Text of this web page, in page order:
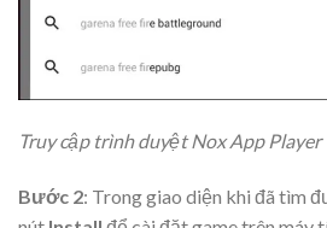
Truy cập trình duyệt Nox App Player
Bước 2: Trong giao diện khi đã tìm